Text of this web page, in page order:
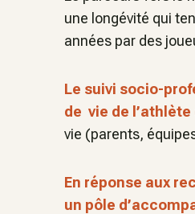
une longévité qui
années par des
Le suivi socio-
de vie de
vie (parents,
En réponse aux
un pôle